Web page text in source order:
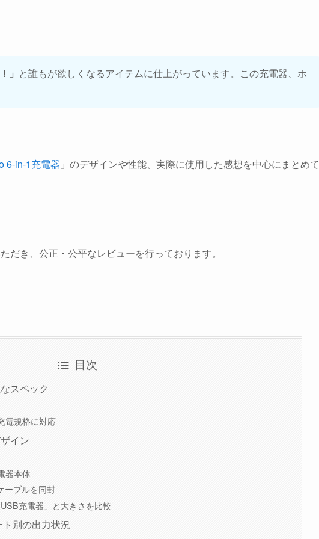
」 と誰もが欲しくなるアイテムに仕上がっています。この充電器、ホ
6-in-1充電器 」のデザインや性能、実際に使用した感想を中心にまとめて
だき、公正・公平なレビューを行っております。
目次
スペック
電規格に対応
イン
器本体
ーブルを同封
充電器」と大きさを比較
別の出力状況